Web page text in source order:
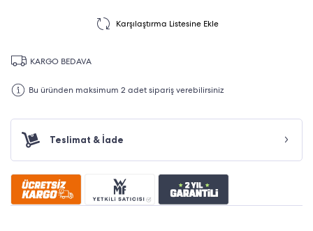
Karşılaştırma Listesine Ekle
KARGO BEDAVA
Bu üründen maksimum 2 adet sipariş verebilirsiniz
Teslimat & İade